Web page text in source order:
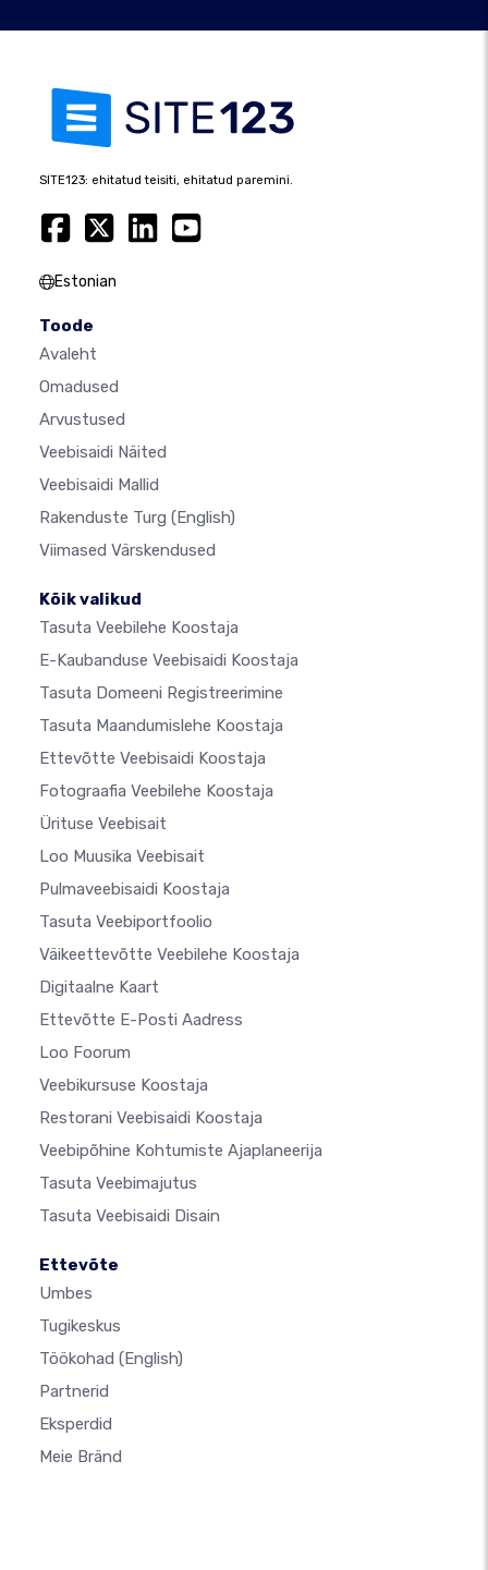
SITE123: ehitatud teisiti, ehitatud paremini.
Estonian
Toode
Avaleht
Omadused
Arvustused
Veebisaidi Näited
Veebisaidi Mallid
Rakenduste Turg (English)
Viimased Värskendused
Kõik valikud
Tasuta Veebilehe Koostaja
E-Kaubanduse Veebisaidi Koostaja
Tasuta Domeeni Registreerimine
Tasuta Maandumislehe Koostaja
Ettevõtte Veebisaidi Koostaja
Fotograafia Veebilehe Koostaja
Ürituse Veebisait
Loo Muusika Veebisait
Pulmaveebisaidi Koostaja
Tasuta Veebiportfoolio
Väikeettevõtte Veebilehe Koostaja
Digitaalne Kaart
Ettevõtte E-Posti Aadress
Loo Foorum
Veebikursuse Koostaja
Restorani Veebisaidi Koostaja
Veebipõhine Kohtumiste Ajaplaneerija
Tasuta Veebimajutus
Tasuta Veebisaidi Disain
Ettevõte
Umbes
Tugikeskus
Töökohad (English)
Partnerid
Eksperdid
Meie Bränd